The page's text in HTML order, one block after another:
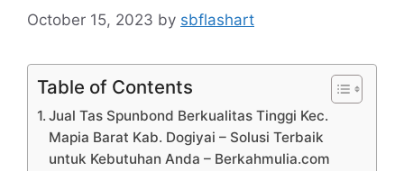
October 15, 2023 by sbflashart
Table of Contents
Jual Tas Spunbond Berkualitas Tinggi Kec.
Mapia Barat Kab. Dogiyai – Solusi Terbaik
untuk Kebutuhan Anda – Berkahmulia.com